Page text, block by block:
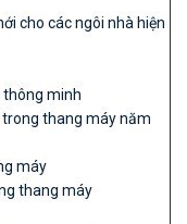
cho các ngôi nhà hiện
thông minh
thang máy năm
máy
thang máy